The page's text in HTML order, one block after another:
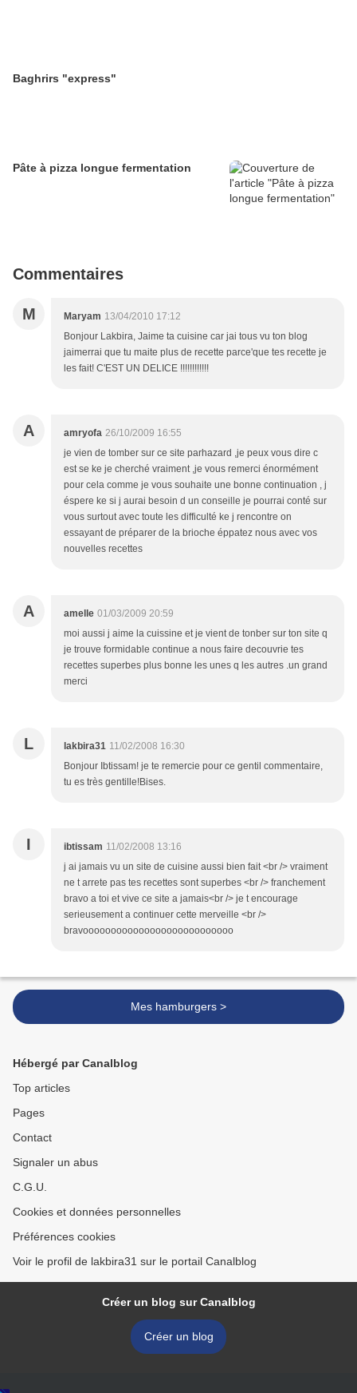
Baghrirs "express"
Pâte à pizza longue fermentation
Commentaires
M Maryam 13/04/2010 17:12
Bonjour Lakbira, Jaime ta cuisine car jai tous vu ton blog
jaimerrai que tu maite plus de recette parce'que tes recette je
les fait! C'EST UN DELICE !!!!!!!!!!!!
A amryofa 26/10/2009 16:55
je vien de tomber sur ce site parhazard ,je peux vous dire c
est se ke je cherché vraiment ,je vous remerci énormément
pour cela comme je vous souhaite une bonne continuation , j
éspere ke si j aurai besoin d un conseille je pourrai conté sur
vous surtout avec toute les difficulté ke j rencontre on
essayant de préparer de la brioche éppatez nous avec vos
nouvelles recettes
A amelle 01/03/2009 20:59
moi aussi j aime la cuissine et je vient de tonber sur ton site q
je trouve formidable continue a nous faire decouvrie tes
recettes superbes plus bonne les unes q les autres .un grand
merci
L lakbira31 11/02/2008 16:30
Bonjour Ibtissam! je te remercie pour ce gentil commentaire,
tu es très gentille!Bises.
I ibtissam 11/02/2008 13:16
j ai jamais vu un site de cuisine aussi bien fait <br /> vraiment
ne t arrete pas tes recettes sont superbes <br /> franchement
bravo a toi et vive ce site a jamais<br /> je t encourage
serieusement a continuer cette merveille <br />
bravooooooooooooooooooooooooooo
Mes hamburgers >
Hébergé par Canalblog
Top articles
Pages
Contact
Signaler un abus
C.G.U.
Cookies et données personnelles
Préférences cookies
Voir le profil de lakbira31 sur le portail Canalblog
Créer un blog sur Canalblog
Créer un blog